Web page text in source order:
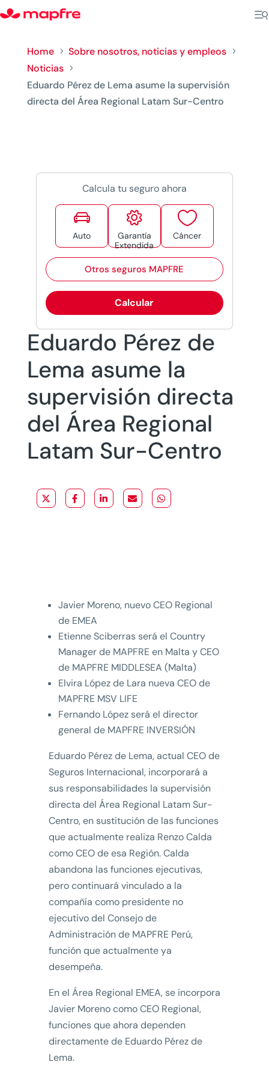
Home 5 Sobre nosotros, noticias y empleos 5
Noticias 5
Eduardo Pérez de Lema asume la supervisión
directa del Área Regional Latam Sur-Centro
Eduardo Pérez de
Lema asume la
supervisión directa
del Área Regional
Latam Sur-Centro
Javier Moreno, nuevo CEO Regional
de EMEA
Etienne Sciberras será el Country
Manager de MAPFRE en Malta y CEO
de MAPFRE MIDDLESEA (Malta)
Elvira López de Lara nueva CEO de
MAPFRE MSV LIFE
Fernando López será el director
general de MAPFRE INVERSIÓN
Eduardo Pérez de Lema, actual CEO de
Seguros Internacional, incorporará a
sus responsabilidades la supervisión
directa del Área Regional Latam Sur-
Centro, en sustitución de las funciones
que actualmente realiza Renzo Calda
como CEO de esa Región. Calda
abandona las funciones ejecutivas,
pero continuará vinculado a la
compañía como presidente no
ejecutivo del Consejo de
Administración de MAPFRE Perú,
función que actualmente ya
desempeña.
En el Área Regional EMEA, se incorpora
Javier Moreno como CEO Regional,
funciones que ahora dependen
directamente de Eduardo Pérez de
Lema.
Calcula tu seguro ahora

Auto

Garantía
Extendida

Cáncer
Otros seguros MAPFRE
Calcular